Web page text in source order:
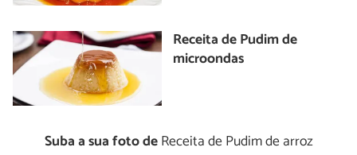
Receita de Pudim de
microondas
Suba a sua foto deReceita de Pudim de arroz